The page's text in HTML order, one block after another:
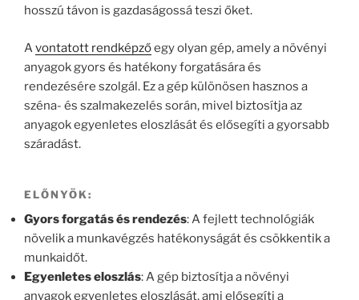
hosszú távon is gazdaságossá teszi őket.
Avontatott rendképzőegy olyan gép, amely a növényi
anyagok gyors és hatékony forgatására és
rendezésére szolgál. Ez a gép különösen hasznos a
széna- és szalmakezelés során, mivel biztosítja az
anyagok egyenletes eloszlását és elősegíti a gyorsabb
száradást.
ELŐNYÖK:
Gyors forgatás és rendezés: A fejlett technológiák
növelik a munkavégzés hatékonyságát és csökkentik a
munkaidőt.
Egyenletes eloszlás: A gép biztosítja a növényi
anyagok egyenletes eloszlását, ami elősegíti a